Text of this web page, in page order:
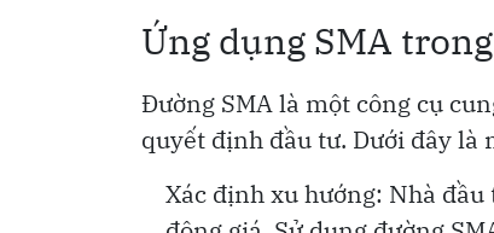
Ứng dụng SMA
Đường SMA là một công cụ
quyết định đầu tư. Dưới đây là
Xác định xu hướng: Nhà